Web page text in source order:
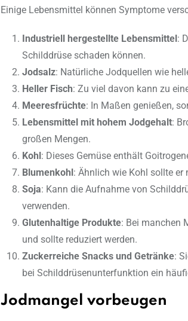
Einige Lebensmittel können Symptome
Industriell hergestellte Lebensmittel :
Schilddrüse schaden können.
Jodsalz: Natürliche Jodquellen wie
Heller Fisch: Zu viel davon kann zu
Meeresfrüchte: In Maßen genießen,
Lebensmittel mit hohem Jodgehalt:
großen Mengen.
Kohl : Dieses Gemüse enthält
Blumenkohl : Ähnlich wie Kohl sollte
Soja: Kann die Aufnahme von
verwenden.
Glutenhaltige Produkte: Bei manchen
und sollte reduziert werden.
Zuckerreiche Snacks und Getränke:
bei Schilddrüsenunterfunktion ein
Jodmangel vorbeugen